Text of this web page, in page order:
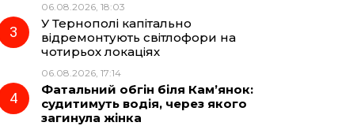
06.08.2026, 18:03
У Тернополі капітально
відремонтують світлофори на
чотирьох локаціях
06.08.2026, 17:14
Фатальний обгін біля Кам’янок:
судитимуть водія, через якого
загинула жінка